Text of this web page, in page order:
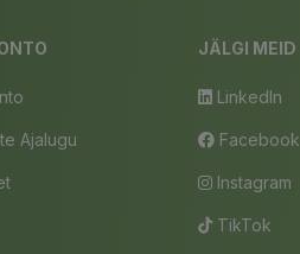
Ajalugu
JÄLGI MEID
LinkedIn
Facebook
Instagram
TikTok